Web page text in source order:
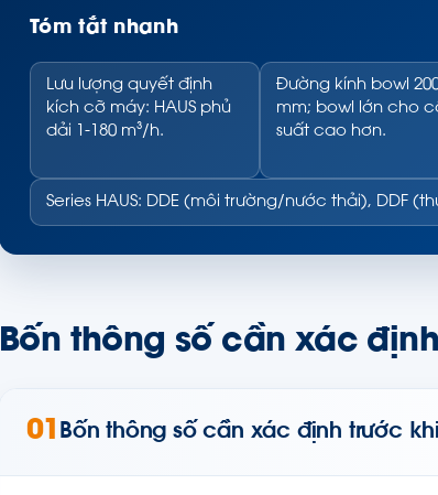
Tóm tắt nhanh
Lưu lượng quyết định
kích cỡ máy: HAUS phủ
dải 1-180 m³/h.
Đường kính bowl
mm; bowl lớn cho
suất cao hơn.
Series HAUS: DDE (môi trường/nước thải), DDF
Bốn thông số cần xác
01 Bốn thông số cần xác định trước